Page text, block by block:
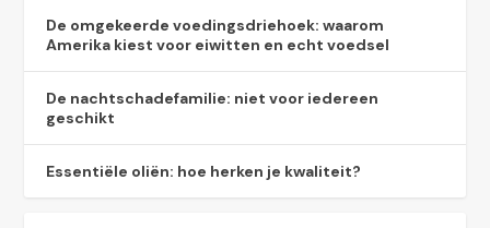
De omgekeerde voedingsdriehoek: waarom
Amerika kiest voor eiwitten en echt voedsel
De nachtschadefamilie: niet voor iedereen
geschikt
Essentiële oliën: hoe herken je kwaliteit?